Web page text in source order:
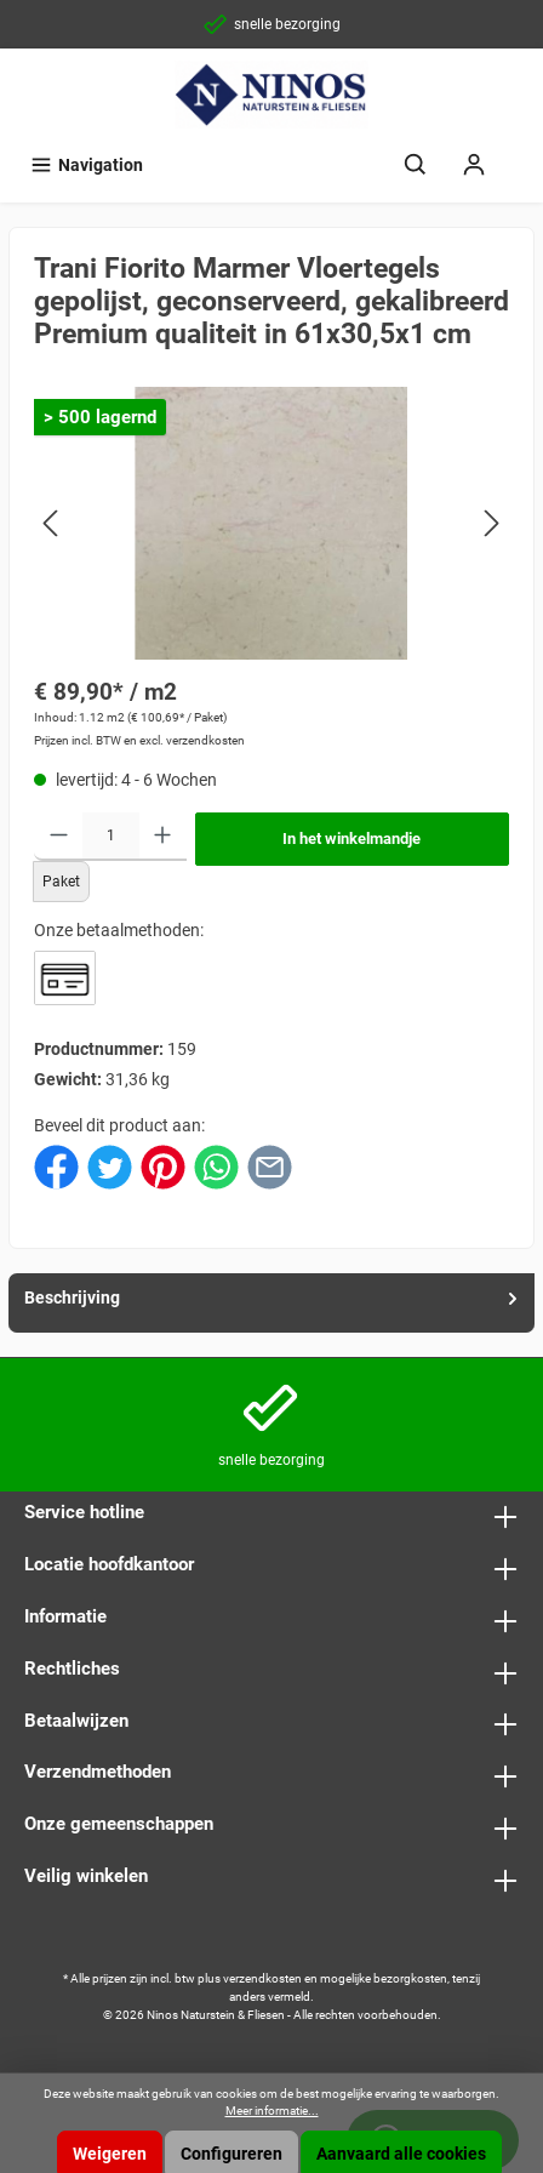
snelle bezorging
Navigation
Trani Fiorito Marmer Vloertegels
gepolijst, geconserveerd, gekalibreerd
Premium qualiteit in 61x30,5x1 cm
> 500 lagernd
€ 89,90* / m2
Inhoud:1.12 m2 (€ 100,69* / Paket)
Prijzen incl. BTW en excl. verzendkosten
levertijd: 4 - 6 Wochen
Paket
In het winkelmandje
Onze betaalmethoden:
Productnummer: 159
Gewicht: 31,36 kg
Beveel dit product aan:
Beschrijving
snelle bezorging
Service hotline
Locatie hoofdkantoor
Informatie
Rechtliches
Betaalwijzen
Verzendmethoden
Onze gemeenschappen
Veilig winkelen
* Alle prijzen zijn incl. btw plusverzendkosten en mogelijke bezorgkosten, tenzij
anders vermeld.
© 2026 Ninos Naturstein & Fliesen - Alle rechten voorbehouden.
Deze website maakt gebruik van cookies om de best mogelijke ervaring te waarborgen.
Meer informatie...
Weigeren Configureren Aanvaard alle cookies